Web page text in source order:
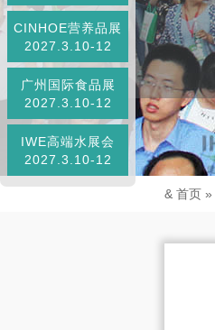
CINHOE营养品展
2027.3.10-12
广州国际食品展
2027.3.10-12
IWE高端水展会
2027.3.10-12
& 首页 »